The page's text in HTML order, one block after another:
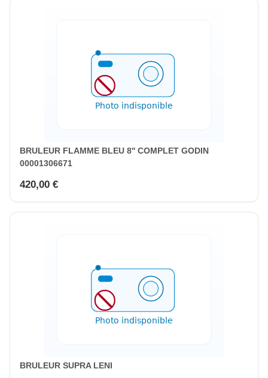
BRULEUR FLAMME BLEU 8'' COMPLET GODIN
00001306671
420,00 €
BRULEUR SUPRA LENI